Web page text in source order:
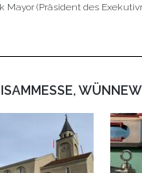
Mayor (Präsident des